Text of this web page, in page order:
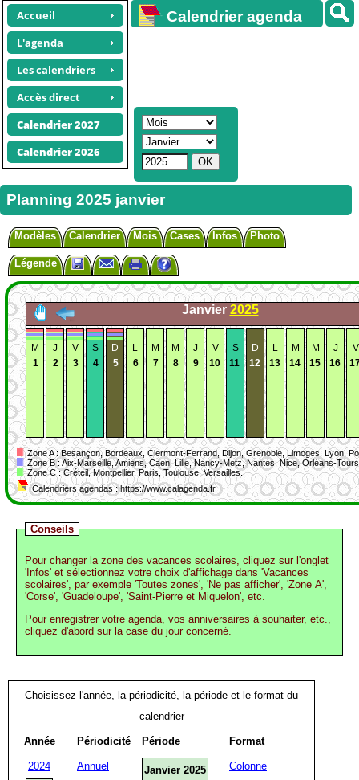
Accueil
L'agenda
Les calendriers
Accès direct
Calendrier 2027
Calendrier 2026
Calendrier agenda
Planning 2025 janvier
Modèles Calendrier Mois Cases Infos Photo
Légende
Janvier 2025
M
1
J
2
V
3
S
4
D
5
L
6
M
7
M
8
J
9
V
10
S
11
D
12
L
13
M
14
M
15
J
16
V
Zone A : Besançon, Bordeaux, Clermont-Ferrand, Dijon, Grenoble, Limoges, Lyon,
Zone B : Aix-Marseille, Amiens, Caen, Lille, Nancy-Metz, Nantes, Nice, Orléans-
Zone C : Créteil, Montpellier, Paris, Toulouse, Versailles.
Calendriers agendas : https://www.calagenda.fr
Conseils
Pour changer la zone des vacances scolaires, cliquez sur l'onglet
'Infos' et sélectionnez votre choix d'affichage dans 'Vacances
scolaires', par exemple 'Toutes zones', 'Ne pas afficher', 'Zone A',
'Corse', 'Guadeloupe', 'Saint-Pierre et Miquelon', etc.
Pour enregistrer votre agenda, vos anniversaires à souhaiter, etc.,
cliquez d'abord sur la case du jour concerné.
Choisissez l'année, la périodicité, la période et le format du
calendrier
Année
2024
Périodicité
Annuel
Période
Janvier 2025
Format
Colonne